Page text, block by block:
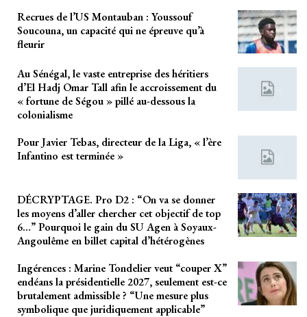
Recrues de l’US Montauban : Youssouf
Soucouna, un capacité qui ne épreuve qu’à
fleurir
Au Sénégal, le vaste entreprise des héritiers
d’El Hadj Omar Tall afin le accroissement du
« fortune de Ségou » pillé au-dessous la
colonialisme
Pour Javier Tebas, directeur de la Liga, « l’ère
Infantino est terminée »
DÉCRYPTAGE. Pro D2 : “On va se donner
les moyens d’aller chercher cet objectif de top
6…” Pourquoi le gain du SU Agen à Soyaux-
Angoulême en billet capital d’hétérogènes
Ingérences : Marine Tondelier veut “couper X”
endéans la présidentielle 2027, seulement est-ce
brutalement admissible ? “Une mesure plus
symbolique que juridiquement applicable”